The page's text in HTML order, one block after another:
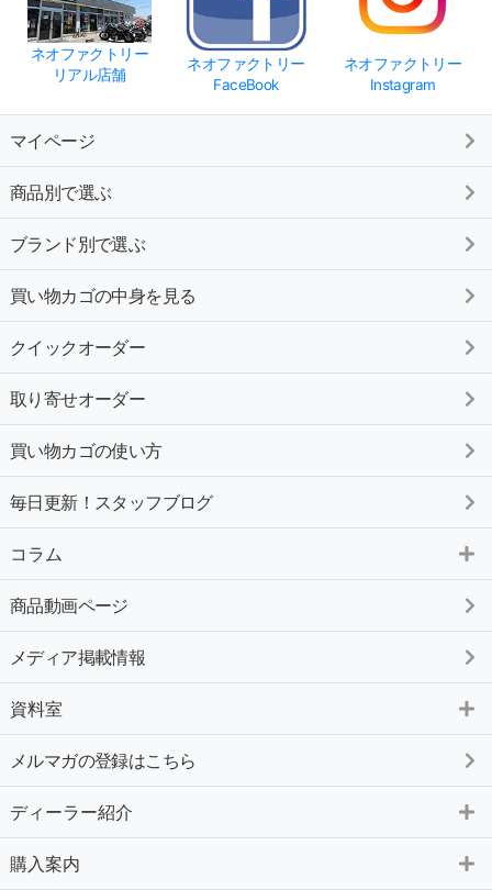
ネオファクトリー
リアル店舗
ネオファクトリー
FaceBook
ネオファクトリー
Instagram
マイページ
商品別で選ぶ
ブランド別で選ぶ
買い物カゴの中身を見る
クイックオーダー
取り寄せオーダー
買い物カゴの使い方
毎日更新！スタッフブログ
コラム
商品動画ページ
メディア掲載情報
資料室
メルマガの登録はこちら
ディーラー紹介
購入案内